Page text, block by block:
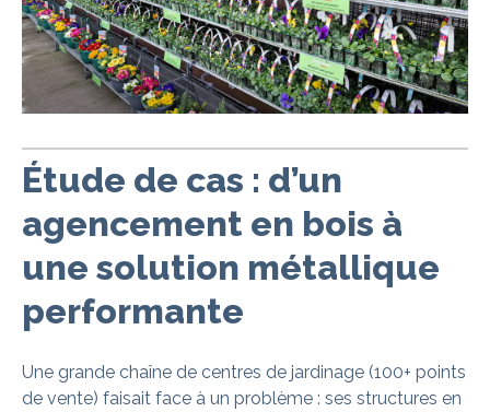
Étude de cas : d’un
agencement en bois à
une solution métallique
performante
Une grande chaîne de centres de jardinage (100+ points
de vente) faisait face à un problème : ses structures en